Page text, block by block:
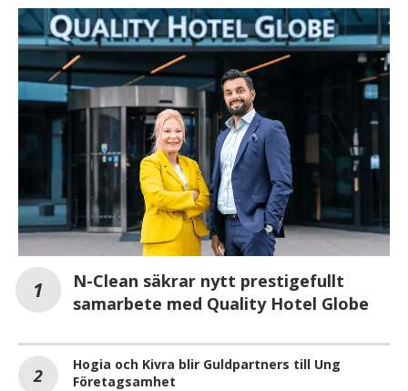
N-Clean säkrar nytt prestigefullt
samarbete med Quality Hotel Globe
Hogia och Kivra blir Guldpartners till Ung
Företagsamhet